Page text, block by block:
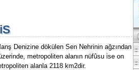
Denizine dökülen Sen Nehrinin ağzından
metropoliten alanın nüfûsu ise on
alanla 2118 km2dir.